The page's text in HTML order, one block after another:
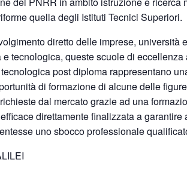
quella degli Istituti Tecnici Superiori.
diretto delle imprese, università
e tecnologica, queste scuole di eccellenza
post diploma rappresentano
di formazione di alcune delle figure
dal mercato grazie ad una
direttamente finalizzata a garantire
uno sbocco professionale